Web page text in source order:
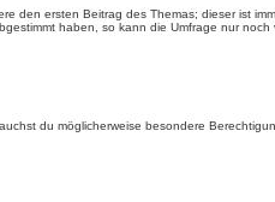
den ersten Beitrag des Themas; dieser ist
haben, so kann die Umfrage nur noch
du möglicherweise besondere